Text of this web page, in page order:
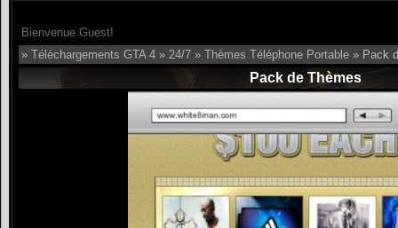
Bienvenue Guest!
» Téléchargements GTA 4 » 24/7 » Thèmes Téléphone Portable » Pack
Pack de Thèmes